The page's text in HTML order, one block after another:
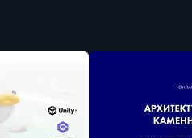
Б.2 Урок 3
Б.2 Урок 4